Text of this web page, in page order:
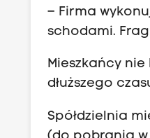
– Firma
schodami.
Mieszkańcy
dłuższego
Spółdzielnia